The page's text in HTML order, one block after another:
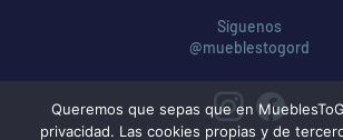
Síguenos
@mueblestogord
Queremos que sepas que en
privacidad. Las cookies propias y de